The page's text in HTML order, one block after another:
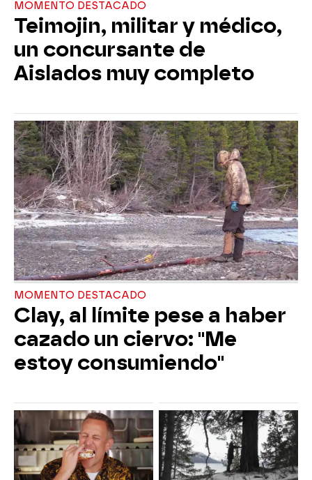
MOMENTO DESTACADO
Teimojin, militar y médico,
un concursante de
Aislados muy completo
MOMENTO DESTACADO
Clay, al límite pese a haber
cazado un ciervo: "Me
estoy consumiendo"